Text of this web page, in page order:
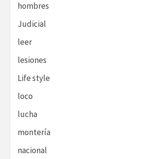
hombres
Judicial
leer
lesiones
Life style
loco
lucha
montería
nacional